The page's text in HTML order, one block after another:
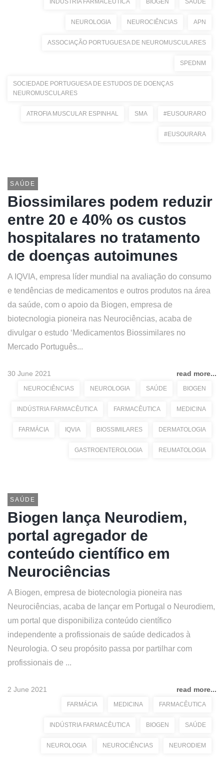
INDÚSTRIA FARMACÊUTICA BIOGEN SAÚDE
NEUROLOGIA NEUROCIÊNCIAS APN
ASSOCIAÇÃO PORTUGUESA DE NEUROMUSCULARES
SPEDNM
SOCIEDADE PORTUGUESA DE ESTUDOS DE DOENÇAS
NEUROMUSCULARES
ATROFIA MUSCULAR ESPINHAL SMA #EUSOURARO
#EUSOURARA
SAÚDE
Biossimilares podem reduzir
entre 20 e 40% os custos
hospitalares no tratamento
de doenças autoimunes
A IQVIA, empresa líder mundial na avaliação do consumo
e tendências de medicamentos e outros produtos na área
da saúde, com o apoio da Biogen, empresa de
biotecnologia pioneira nas Neurociências, acaba de
divulgar o estudo ‘Medicamentos Biossimilares no
Mercado Português...
30 June 2021 read more...
NEUROCIÊNCIAS NEUROLOGIA SAÚDE BIOGEN
INDÚSTRIA FARMACÊUTICA FARMACÊUTICA MEDICINA
FARMÁCIA IQVIA BIOSSIMILARES DERMATOLOGIA
GASTROENTEROLOGIA REUMATOLOGIA
SAÚDE
Biogen lança Neurodiem,
portal agregador de
conteúdo científico em
Neurociências
A Biogen, empresa de biotecnologia pioneira nas
Neurociências, acaba de lançar em Portugal o Neurodiem,
um portal que disponibiliza conteúdo científico
independente a profissionais de saúde dedicados à
Neurologia. O seu propósito passa por partilhar com
profissionais de ...
2 June 2021 read more...
FARMÁCIA MEDICINA FARMACÊUTICA
INDÚSTRIA FARMACÊUTICA BIOGEN SAÚDE
NEUROLOGIA NEUROCIÊNCIAS NEURODIEM